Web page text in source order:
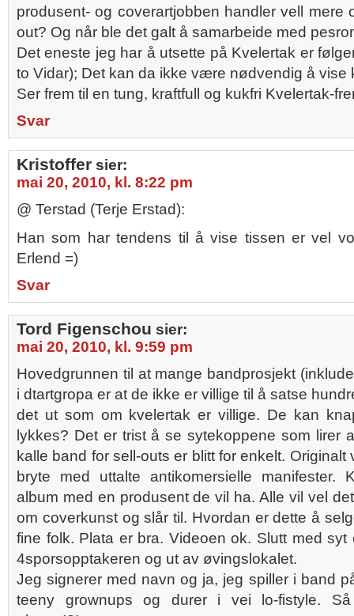
produsent- og coverartjobben handler vell mere
out? Og når ble det galt å samarbeide med
Det eneste jeg har å utsette på Kvelertak er
to Vidar); Det kan da ikke være nødvendig å vise
Ser frem til en tung, kraftfull og kukfri Kvelertak-
Svar
Kristoffer sier:
mai 20, 2010, kl. 8:22 pm
@ Terstad (Terje Erstad):
Han som har tendens til å vise tissen er vel
Erlend =)
Svar
Tord Figenschou sier:
mai 20, 2010, kl. 9:59 pm
Hovedgrunnen til at mange bandprosjekt
i dtartgropa er at de ikke er villige til å satse
det ut som om kvelertak er villige. De kan
lykkes? Det er trist å se sytekoppene som lirer
kalle band for sell-outs er blitt for enkelt.
bryte med uttalte antikomersielle manifester.
album med en produsent de vil ha. Alle vil vel
om coverkunst og slår til. Hvordan er dette å
fine folk. Plata er bra. Videoen ok. Slutt med syt
4sporsopptakeren og ut av øvingslokalet.
Jeg signerer med navn og ja, jeg spiller i band
teeny grownups og durer i vei lo-fistyle. Så